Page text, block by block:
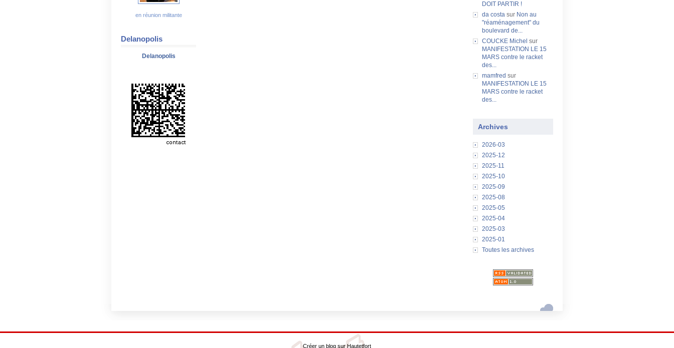
en réunion militante
Delanopolis
Delanopolis
DOIT PARTIR !
da costa sur Non au
"réaménagement" du
boulevard de...
COUCKE Michel sur
MANIFESTATION LE 15
MARS contre le racket
des...
mamfred sur
MANIFESTATION LE 15
MARS contre le racket
des...
Archives
2026-03
2025-12
2025-11
2025-10
2025-09
2025-08
2025-05
2025-04
2025-03
2025-01
Toutes les archives
Créer un blog surHautetfort